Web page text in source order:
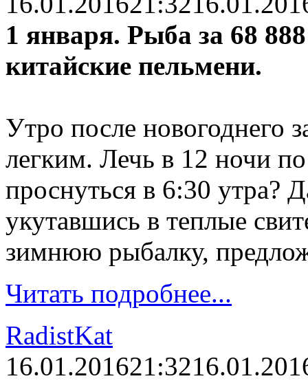
1 января. Рыба за 68
китайские пельмени.
Утро после новогоднего
легким. Лечь в 12 ночи
проснуться в 6:30 утра?
укутавшись в теплые
зимнюю рыбалку,
Читать подробнее...
RadistKat
16.01.201621:32